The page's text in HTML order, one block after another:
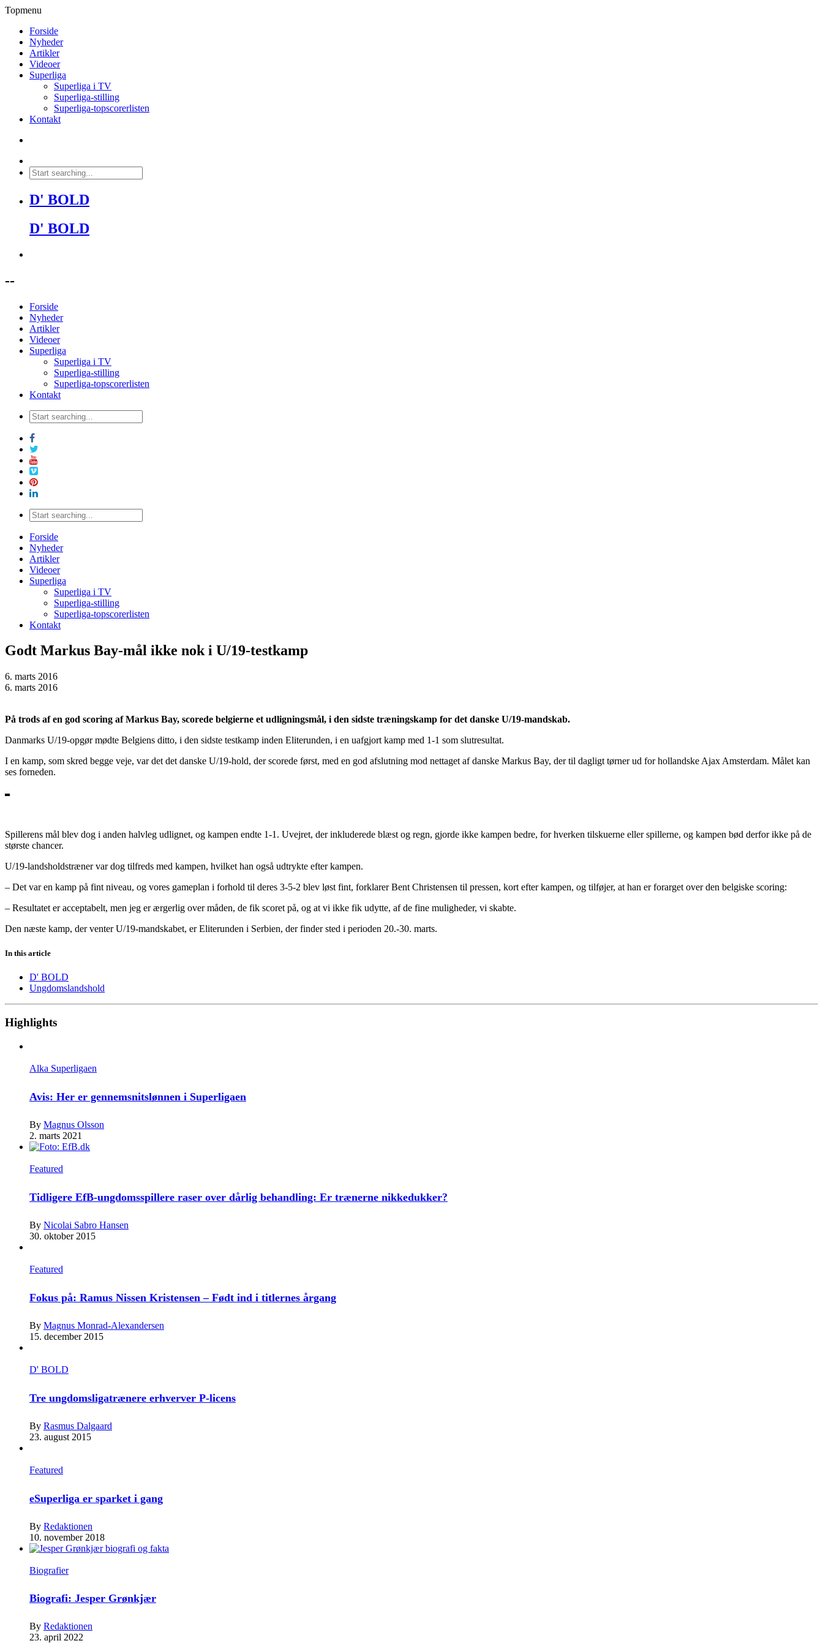
Topmenu
Forside
Nyheder
Artikler
Videoer
Superliga
Superliga i TV
Superliga-stilling
Superliga-topscorerlisten
Kontakt
D' BOLD
D' BOLD
--
Forside
Nyheder
Artikler
Videoer
Superliga
Superliga i TV
Superliga-stilling
Superliga-topscorerlisten
Kontakt
Forside
Nyheder
Artikler
Videoer
Superliga
Superliga i TV
Superliga-stilling
Superliga-topscorerlisten
Kontakt
Godt Markus Bay-mål ikke nok i U/19-testkamp
6. marts 2016
6. marts 2016
På trods af en god scoring af Markus Bay, scorede belgierne et udligningsmål, i den sidste træningskamp for det danske U/19-mandskab.
Danmarks U/19-opgør mødte Belgiens ditto, i den sidste testkamp inden Eliterunden, i en uafgjort kamp med 1-1 som slutresultat.
I en kamp, som skred begge veje, var det det danske U/19-hold, der scorede først, med en god afslutning mod nettaget af danske Markus Bay, der til dagligt tørner ud for hollandske Ajax Amsterdam. Målet kan
ses forneden.
Spillerens mål blev dog i anden halvleg udlignet, og kampen endte 1-1. Uvejret, der inkluderede blæst og regn, gjorde ikke kampen bedre, for hverken tilskuerne eller spillerne, og kampen bød derfor ikke på de
største chancer.
U/19-landsholdstræner var dog tilfreds med kampen, hvilket han også udtrykte efter kampen.
– Det var en kamp på fint niveau, og vores gameplan i forhold til deres 3-5-2 blev løst fint, forklarer Bent Christensen til pressen, kort efter kampen, og tilføjer, at han er forarget over den belgiske scoring:
– Resultatet er acceptabelt, men jeg er ærgerlig over måden, de fik scoret på, og at vi ikke fik udytte, af de fine muligheder, vi skabte.
Den næste kamp, der venter U/19-mandskabet, er Eliterunden i Serbien, der finder sted i perioden 20.-30. marts.
In this article
D' BOLD
Ungdomslandshold
Highlights
Alka Superligaen
Avis: Her er gennemsnitslønnen i Superligaen
By Magnus Olsson
2. marts 2021
Featured
Tidligere EfB-ungdomsspillere raser over dårlig behandling: Er trænerne nikkedukker?
By Nicolai Sabro Hansen
30. oktober 2015
Featured
Fokus på: Ramus Nissen Kristensen – Født ind i titlernes årgang
By Magnus Monrad-Alexandersen
15. december 2015
D' BOLD
Tre ungdomsligatrænere erhverver P-licens
By Rasmus Dalgaard
23. august 2015
Featured
eSuperliga er sparket i gang
By Redaktionen
10. november 2018
Biografier
Biografi: Jesper Grønkjær
By Redaktionen
23. april 2022